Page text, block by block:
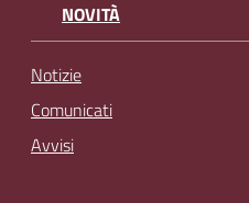
NOVITÀ
Notizie
Comunicati
Avvisi